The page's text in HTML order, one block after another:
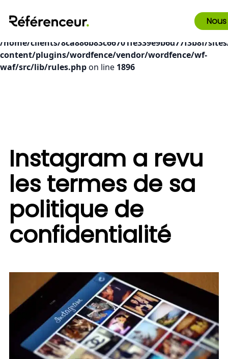
Deprecated: preg_replace(): Passing null to parameter #3
($subject) of type array|string is deprecated in
/home/clients/8ca886b83c66701fe339e9b6d77f3b8f/
content/plugins/wordfence/vendor/wordfence/wf-
waf/src/lib/rules.phpon line 1896
Instagram a revu
les termes de sa
politique de
confidentialité